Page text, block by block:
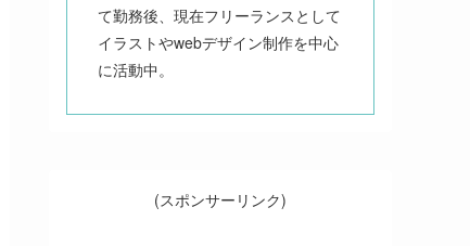
て勤務後、現在フリーランスとして
イラストやwebデザイン制作を中心
に活動中。
(スポンサーリンク)